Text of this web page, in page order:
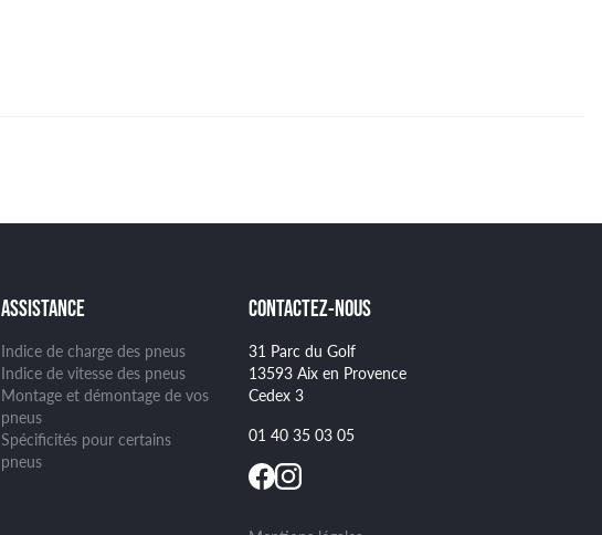
ASSISTANCE
Indice de charge des pneus
Indice de vitesse des pneus
Montage et démontage de vos
pneus
Spécificités pour certains
pneus
CONTACTEZ-NOUS
31 Parc du Golf
13593 Aix en Provence
Cedex 3
01 40 35 03 05